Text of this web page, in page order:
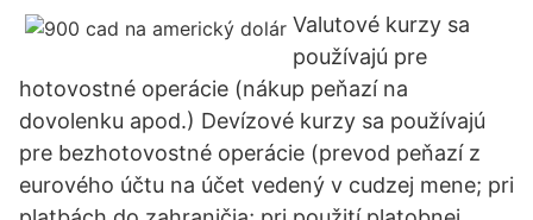
Valutové kurzy sa
používajú pre
hotovostné operácie (nákup peňazí na
dovolenku apod.) Devízové kurzy sa používajú
pre bezhotovostné operácie (prevod peňazí z
eurového účtu na účet vedený v cudzej mene; pri